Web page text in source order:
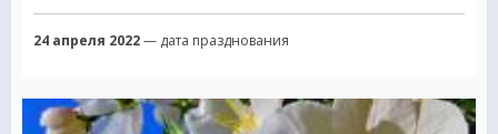
24 апреля 2022— дата празднования